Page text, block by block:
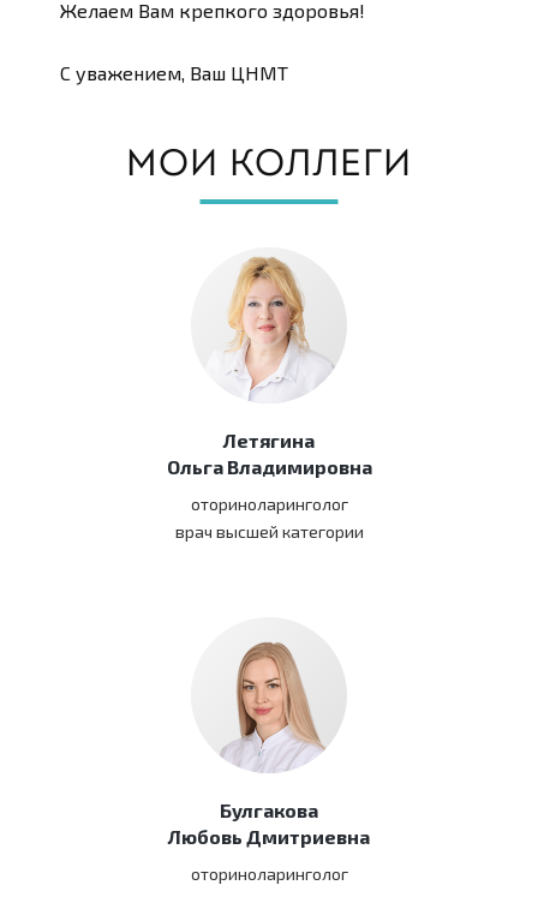
Желаем Вам крепкого здоровья!
С уважением, Ваш ЦНМТ
МОИ КОЛЛЕГИ
Летягина
Ольга Владимировна
оториноларинголог
врач высшей категории
Булгакова
Любовь Дмитриевна
оториноларинголог